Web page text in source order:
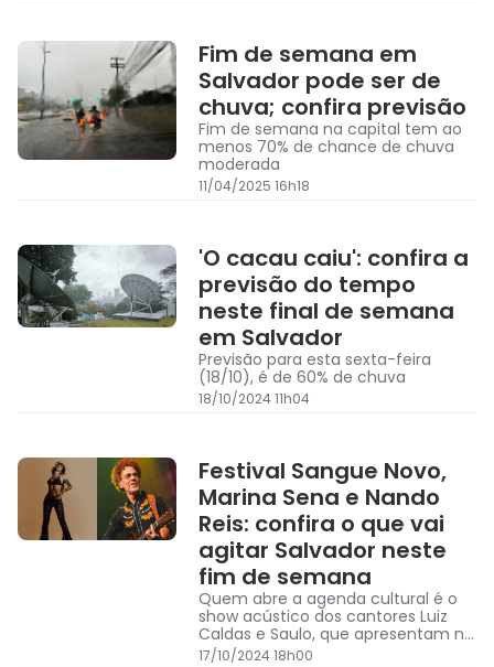
Fim de semana em
Salvador pode ser de
chuva; confira previsão
Fim de semana na capital tem ao
menos 70% de chance de chuva
moderada
11/04/2025 16h18
'O cacau caiu': confira a
previsão do tempo
neste final de semana
em Salvador
Previsão para esta sexta-feira
(18/10), é de 60% de chuva
18/10/2024 11h04
Festival Sangue Novo,
Marina Sena e Nando
Reis: confira o que vai
agitar Salvador neste
fim de semana
Quem abre a agenda cultural é o
show acústico dos cantores Luiz
Caldas e Saulo, que apresentam na
Concha Acústica
17/10/2024 18h00